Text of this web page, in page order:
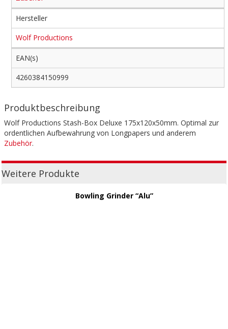
Hersteller
Wolf Productions
EAN(s)
4260384150999
Produktbeschreibung
Wolf Productions Stash-Box Deluxe 175x120x50mm. Optimal zur
ordentlichen Aufbewahrung von Longpapers und anderem
Zubehör.
Weitere Produkte
Bowling Grinder “Alu”